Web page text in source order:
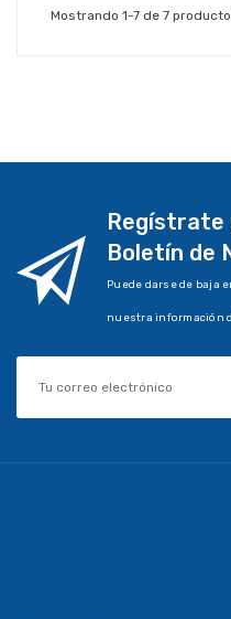
Mostrando 1-7 de 7
Regístrate
Boletín de
Puede darse de baja
nuestra información